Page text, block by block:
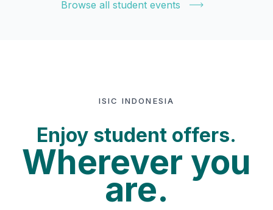
Browse all student events
ISIC INDONESIA
Enjoy student offers.
Wherever you
are.